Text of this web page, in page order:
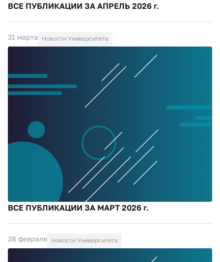
ВСЕ ПУБЛИКАЦИИ ЗА АПРЕЛЬ 2026 г.
31 марта Новости Университета
ВСЕ ПУБЛИКАЦИИ ЗА МАРТ 2026 г.
28 февраля Новости Университета